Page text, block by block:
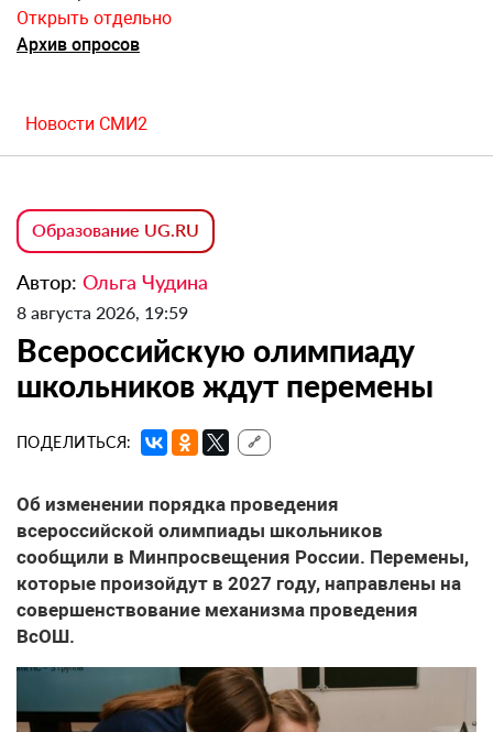
Открыть отдельно
Архив опросов
Новости СМИ2
Образование UG.RU
Автор: Ольга Чудина
8 августа 2026, 19:59
Всероссийскую олимпиаду
школьников ждут перемены
ПОДЕЛИТЬСЯ: 🔗
Об изменении порядка проведения
всероссийской олимпиады школьников
сообщили в Минпросвещения России. Перемены,
которые произойдут в 2027 году, направлены на
совершенствование механизма проведения
ВсОШ.